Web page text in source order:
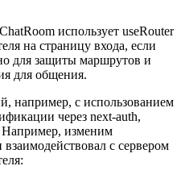
использует useRouter
на страницу входа, если
для защиты маршрутов и
для общения.
например, с использованием
через next-auth,
Например, изменим
с сервером